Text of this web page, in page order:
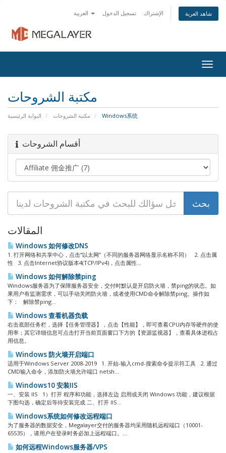
تسجيل الدخول الإشتراك شاهد العربة
مكتبة الشروحات
البوابة الرئيسية مكتبة الشروحات Windows系统
أقسام الشروحات
المقالات
Windows 如何修改DNS
1. 打开网络和共享中心，点击“以太网”（不同的服务器网络显示名称不同） 2. 点击属
性 3. 点击Internet协议版本4(TCP/IPv4)，点击属性...
Windows 如何解除禁ping
Windows服务器为了保障服务器安全，交付时默认是开启防火墙，禁ping的状态。如
果用户有监测需求，可以手动关闭防火墙，或者使用CMD命令解除禁ping。操作如
下： 解除禁ping...
Windows 查看机器负载
右击底部任务栏，选择【任务管理器】，点击【性能】，即可查看CPU内存等硬件的使
用率；其它详细信息可点击打开当前页面窗口下方的【资源监视器】，查看具体进程占
用信息。
Windows 防火墙开启端口
适用于Windows Server 2008-2019 1. 开始-输入cmd-搜索命令提示符工具 2. 通过
CMD输入命令，添加防火墙允许端口 netsh...
Windows10 安装IIS
一、安装 IIS 1）打开 程序和功能，选择左边 启用或关闭 Windows 功能，建议根据
下图勾选，确定后等待安装完成 二、打开 IIS...
Windows系统如何修改远程端口
为了服务器的数据安全，Megalayer交付的服务器均采用随机远程端口（10001-
65535），请用户在登录时务必加上远程端口。...
如何远程Windows服务器/VPS